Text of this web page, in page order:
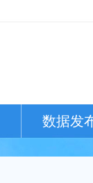
数据发